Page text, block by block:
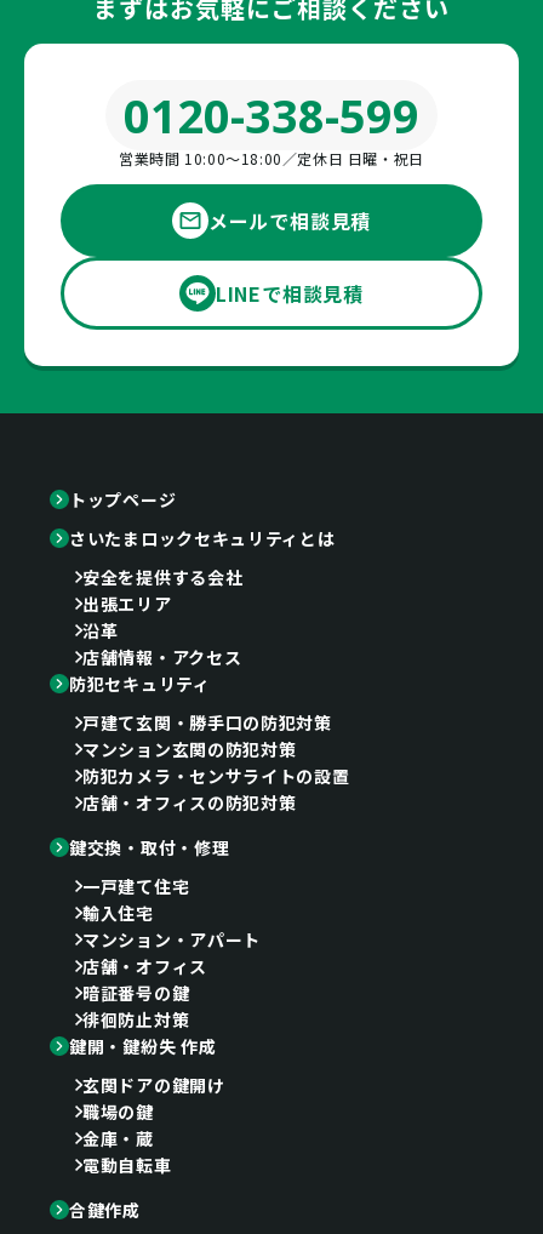
まずはお気軽にご相談ください
0120-338-599
営業時間 10:00〜18:00／定休日 日曜・祝日
メールで相談見積
LINEで相談見積
トップページ
さいたまロックセキュリティとは
安全を提供する会社
出張エリア
沿革
店舗情報・アクセス
防犯セキュリティ
戸建て玄関・勝手口の防犯対策
マンション玄関の防犯対策
防犯カメラ・センサライトの設置
店舗・オフィスの防犯対策
鍵交換・取付・修理
一戸建て住宅
輸入住宅
マンション・アパート
店舗・オフィス
暗証番号の鍵
徘徊防止対策
鍵開・鍵紛失 作成
玄関ドアの鍵開け
職場の鍵
金庫・蔵
電動自転車
合鍵作成